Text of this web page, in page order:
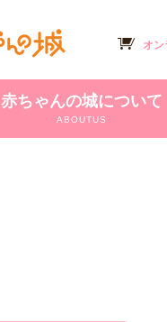
オ
赤ちゃんの城について
ABOUTUS